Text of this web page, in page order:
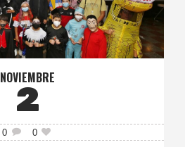
NOVIEMBRE
2
0 0